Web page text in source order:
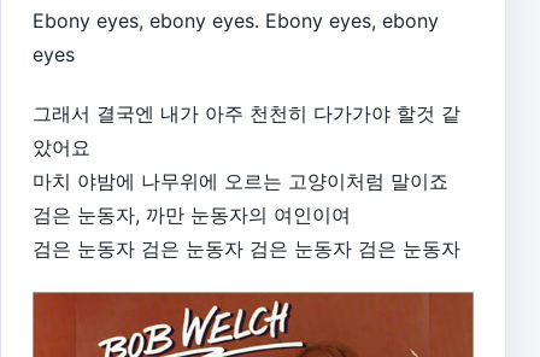
Ebony eyes, ebony eyes. Ebony eyes, ebony
eyes
그래서 결국엔 내가 아주 천천히 다가가야 할것 같
았어요
마치 야밤에 나무위에 오르는 고양이처럼 말이죠
검은 눈동자, 까만 눈동자의 여인이여
검은 눈동자 검은 눈동자 검은 눈동자 검은 눈동자